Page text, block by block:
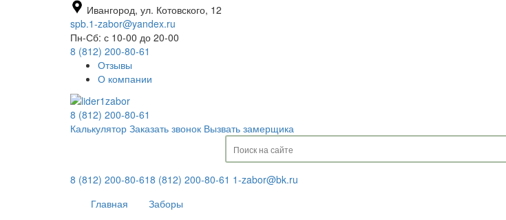
Ивангород, ул. Котовского, 12
spb.1-zabor@yandex.ru
Пн-Сб: с 10-00 до 20-00
8 (812) 200-80-61
Отзывы
О компании
8 (812) 200-80-61
Калькулятор Заказать звонок Вызвать замерщика
8 (812) 200-80-61
Главная
Заборы
8 (812) 200-80-61 1-zabor@bk.ru